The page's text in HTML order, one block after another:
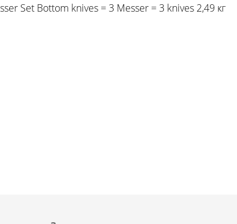
Set Bottom knives = 3 Messer = 3 knives 2,49 кг